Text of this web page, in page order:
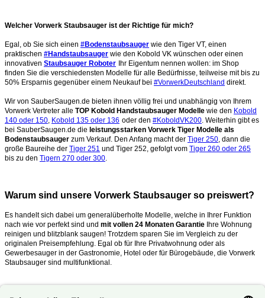
Welcher Vorwerk Staubsauger ist der Richtige für mich?
Egal, ob Sie sich einen #Bodenstaubsauger wie den Tiger VT, einen
praktischen #Handstaubsauger wie den Kobold VK wünschen oder einen
innovativen Staubsauger Roboter Ihr Eigentum nennen wollen: im Shop
finden Sie die verschiedensten Modelle für alle Bedürfnisse, teilweise mit bis zu
50% Ersparnis gegenüber einem Neukauf bei #VorwerkDeutschland direkt.
Wir von SauberSaugen.de bieten ihnen völlig frei und unabhängig von Ihrem
Vorwerk Vertreter alle TOP Kobold Handstaubsauger Modelle wie den Kobold
140 oder 150 Kobold 135 oder 136 oder den #KoboldVK200 . Weiterhin gibt es
bei SauberSaugen.de die leistungsstarken Vorwerk Tiger Modelle als
Bodenstaubsauger zum Verkauf. Den Anfang macht der Tiger 250 , dann die
große Baureihe der Tiger 251 und Tiger 252, gefolgt vom Tiger 260 oder 265
bis zu den Tigern 270 oder 300
Warum sind unsere Vorwerk Staubsauger so preiswert?
Es handelt sich dabei um generalüberholte Modelle, welche in Ihrer Funktion
nach wie vor perfekt sind und mit vollen 24 Monaten Garantie Ihre Wohnung
reinigen und blitzblank saugen! Trotzdem sparen Sie im Vergleich zu der
originalen Preisempfehlung. Egal ob für Ihre Privatwohnung oder als
Gewerbesauger in der Gastronomie, Hotel oder für Bürogebäude, die Vorwerk
Staubsauger sind multifunktional.